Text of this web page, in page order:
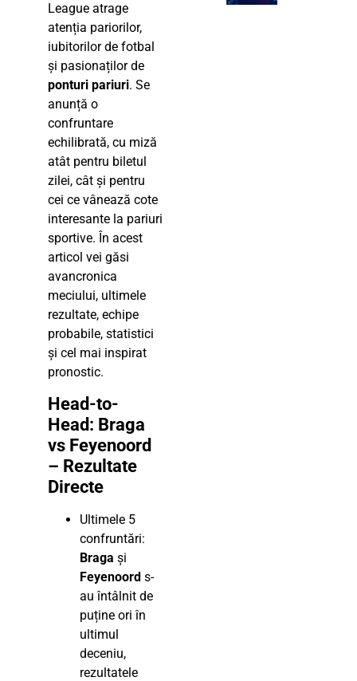
League atrage
atenția pariorilor,
iubitorilor de fotbal
și pasionaților de
ponturi pariuri. Se
anunță o
confruntare
echilibrată, cu miză
atât pentru biletul
zilei, cât și pentru
cei ce vânează cote
interesante la pariuri
sportive. În acest
articol vei găsi
avancronica
meciului, ultimele
rezultate, echipe
probabile, statistici
și cel mai inspirat
pronostic.
Head-to-
Head: Braga
vs Feyenoord
– Rezultate
Directe
Ultimele 5
confruntări:
Braga și
Feyenoord s-
au întâlnit de
puține ori în
ultimul
deceniu,
rezultatele